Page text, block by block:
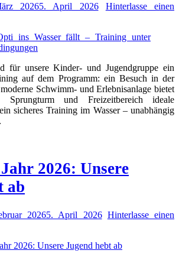
20265. April 2026
Hinterlasse einen
für unsere Kinder- und Jugendgruppe ein
auf dem Programm: ein Besuch in der
Schwimm- und Erlebnisanlage bietet
Sprungturm und Freizeitbereich ideale
sicheres Training im Wasser – unabhängig
2026: Unsere
ab
20265. April 2026 Hinterlasse einen